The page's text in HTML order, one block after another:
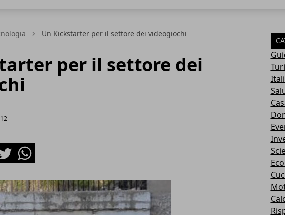
Un Kickstarter per il settore dei videogiochi
per il settore dei
Whatsapp